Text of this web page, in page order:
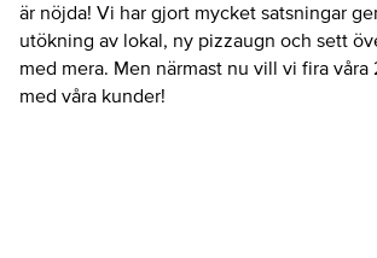
är nöjda! Vi har gjort mycket satsningar
utökning av lokal, ny pizzaugn och sett
med mera. Men närmast nu vill vi fira våra
med våra kunder!